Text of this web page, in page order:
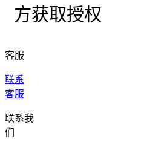
方获取授权
客服
联系
客服
联系我
们